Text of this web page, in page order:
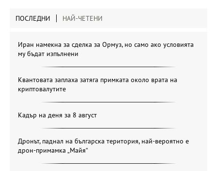
ПОСЛЕДНИ НАЙ-ЧЕТЕНИ
Иран намекна за сделка за Ормуз, но само ако условията
му бъдат изпълнени
Квантовата заплаха затяга примката около врата на
криптовалутите
Кадър на деня за 8 август
Дронът, паднал на българска територия, най-вероятно е
дрон-примамка „Майя“